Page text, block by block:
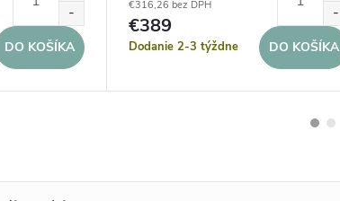
DO KOŠÍKA
€316,26 bez DPH
€389
Dodanie 2-3 týždne DO KOŠÍKA